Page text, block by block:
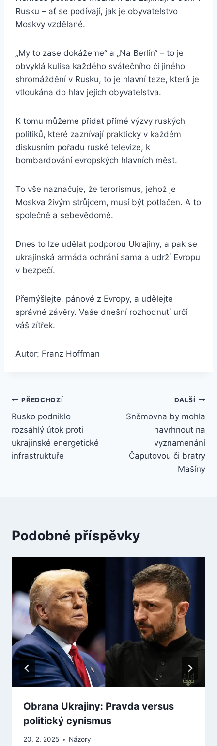
Rusku – ať se podívají, jak je obyvatelstvo
Moskvy vzdělané.
„My to zase dokážeme“ a „Na Berlín“ – to je
obvyklá kulisa každého svátečního či jiného
shromáždění v Rusku, to je hlavní teze, která je
vtloukána do hlav jejich obyvatelstva.
K tomu můžeme přidat přímé výzvy ruských
politiků, které zaznívají prakticky v každém
diskusním pořadu ruské televize, k
bombardování evropských hlavních měst.
To vše naznačuje, že terorismus, jehož je
Moskva živým strůjcem, musí být potlačen. A to
společně a sebevědomě.
Dnes to lze udělat podporou Ukrajiny, a pak se
ukrajinská armáda ochrání sama a udrží Evropu
v bezpečí.
Přemýšlejte, pánové z Evropy, a udělejte
správné závěry. Vaše dnešní rozhodnutí určí
váš zítřek.
Autor: Franz Hoffman
Navigace
pro
příspěvek
PŘEDCHOZÍ
Rusko podniklo
rozsáhlý útok proti
ukrajinské energetické
infrastruktuře
DALŠÍ
Sněmovna by mohla
navrhnout na
vyznamenání
Čaputovou či bratry
Mašíny
Podobné příspěvky
Obrana Ukrajiny: Pravda versus
politický cynismus
20. 2. 2025 Názory